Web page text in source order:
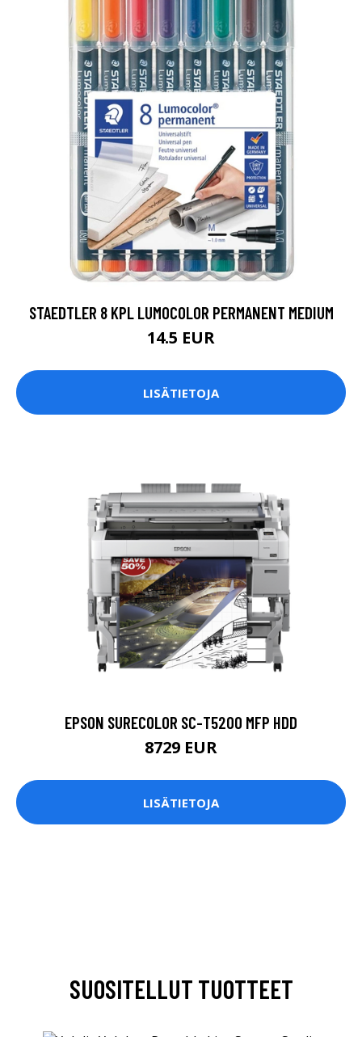
STAEDTLER 8 KPL LUMOCOLOR PERMANENT MEDIUM
14.5 EUR
LISÄTIETOJA
EPSON SURECOLOR SC-T5200 MFP HDD
8729 EUR
LISÄTIETOJA
SUOSITELLUT TUOTTEET